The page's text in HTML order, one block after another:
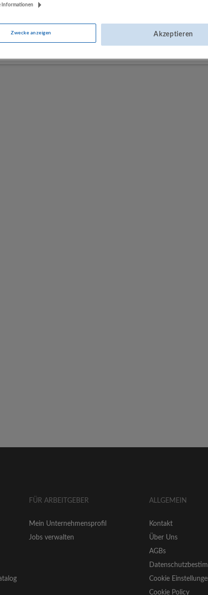
Gesundheitswesen | Herstellung von Waren | IT-Dienstleistungen |
Öffentliche Verwaltung | Rechtsberatung und Wirtschaftsprüfung |
Sonstige Dienstleistungen | Sozialwesen | Verkehr | Verlagswesen |
FÜR ARBEITGEBER
Mein Unternehmensprofil
Jobs verwalten
ALLGEMEIN
Kontakt
Über Uns
AGBs
Cookie
Cookie Policy
Informationen
Zwecke anzeigen Akzeptieren